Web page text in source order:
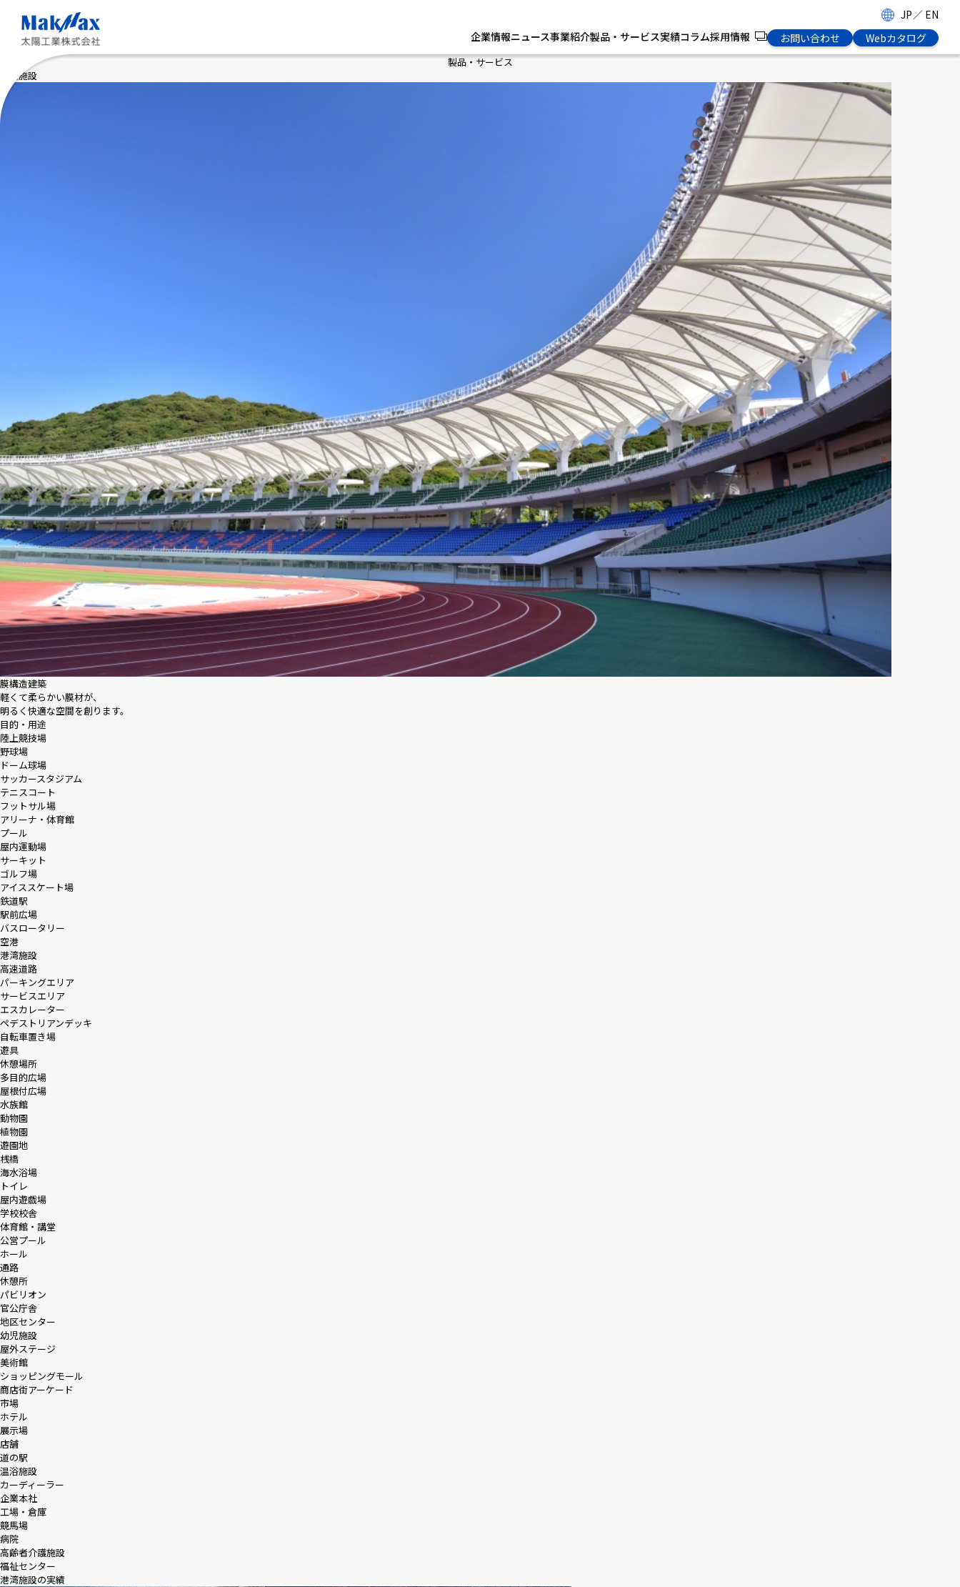
ン
ツ
に
JP／ EN
企業情報ニュース事業紹介製品・サービス実績コラム採用情報 お問い合わせ Webカタログ
製品・サービス
港湾施設
膜構造建築
軽くて柔らかい膜材が、
明るく快適な空間を創ります。
目的・用途
陸上競技場
野球場
ドーム球場
サッカースタジアム
テニスコート
フットサル場
アリーナ・体育館
プール
屋内運動場
サーキット
ゴルフ場
アイススケート場
鉄道駅
駅前広場
バスロータリー
空港
港湾施設
高速道路
パーキングエリア
サービスエリア
エスカレーター
ペデストリアンデッキ
自転車置き場
遊具
休憩場所
多目的広場
屋根付広場
水族館
動物園
植物園
遊園地
桟橋
海水浴場
トイレ
屋内遊戯場
学校校舎
体育館・講堂
公営プール
ホール
通路
休憩所
パビリオン
官公庁舎
地区センター
幼児施設
屋外ステージ
美術館
ショッピングモール
商店街アーケード
市場
ホテル
展示場
店舗
道の駅
温浴施設
カーディーラー
企業本社
工場・倉庫
競馬場
病院
高齢者介護施設
福祉センター
港湾施設の実績